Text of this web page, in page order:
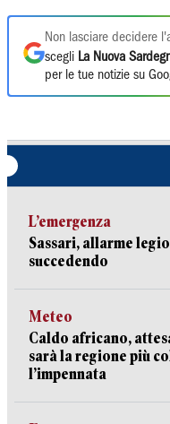
Non lasciare decidere
scegli La Nuova
per le tue notizie su
L’emergenza
Sassari, allarme
succedendo
Meteo
Caldo africano,
sarà la regione più
l’impennata